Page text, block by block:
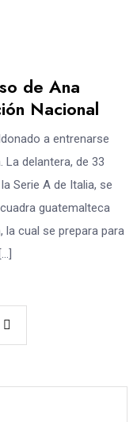
de Ana
Nacional
a entrenarse
La delantera, de 33
Serie A de Italia, se
guatemalteca
la cual se prepara para